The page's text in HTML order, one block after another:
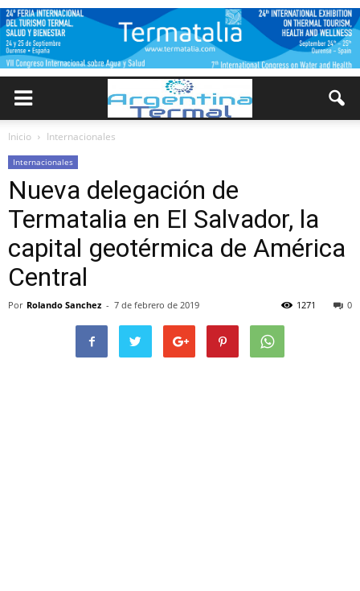
Inicio Internacionales
Internacionales
Nueva delegación de
Termatalia en El Salvador, la
capital geotérmica de América
Central
Por Rolando Sanchez - 7 de febrero de 2019 0
1271